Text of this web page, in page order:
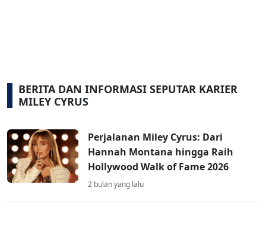
BERITA DAN INFORMASI SEPUTAR KARIER
MILEY CYRUS
Perjalanan Miley Cyrus: Dari
Hannah Montana hingga Raih
Hollywood Walk of Fame 2026
2 bulan yang lalu